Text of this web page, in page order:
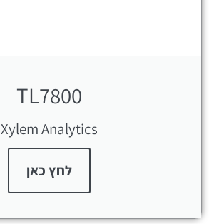
TL7800
Xylem Analytics
לחץ כאן